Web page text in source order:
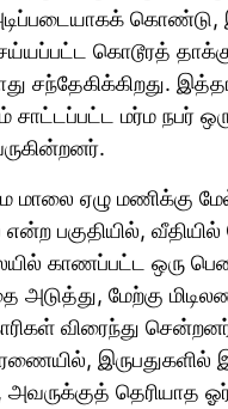
கொண்டு,
கொடூரத்
சந்தேகிக்கிறது.
சாட்டப்பட்ட மர்ம நபர்
மாலை ஏழு மணிக்கு
பகுதியில்,
காணப்பட்ட ஒரு
மேற்கு
விரைந்து
இருபதுகளில்
தெரியாத